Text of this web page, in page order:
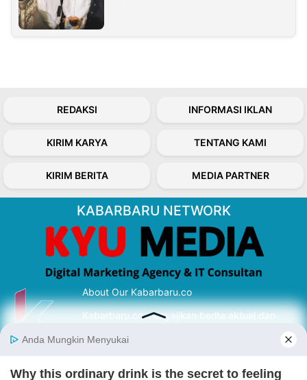
REDAKSI INFORMASI IKLAN
KIRIM KARYA TENTANG KAMI
KIRIM BERITA MEDIA PARTNER
KABARBARU NETWORK
About Our Kabarbaru.co
Kabarbaru.co menyajikan berita aktual dan
serta terverifikasi dari sumber yang tepat.
Follow Kabarbaru